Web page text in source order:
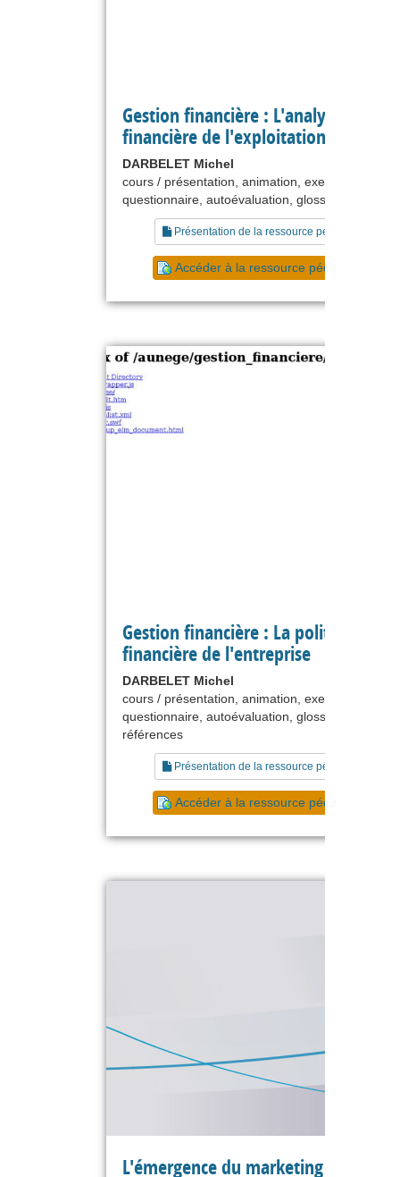
Gestion financière : L'analyse
financière de l'exploitation
DARBELET Michel
cours / présentation, animation, exercice,
questionnaire, autoévaluation, glossaire
Présentation de la ressource pédagogique
Accéder à la ressource pédagogique
Gestion financière : La politique
financière de l'entreprise
DARBELET Michel
cours / présentation, animation, exercice,
questionnaire, autoévaluation, glossaire, liste de
références
Présentation de la ressource pédagogique
Accéder à la ressource pédagogique
L'émergence du marketing sur le